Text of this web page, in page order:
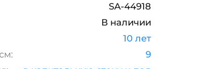
SA-44918
В наличии
10 лет
9